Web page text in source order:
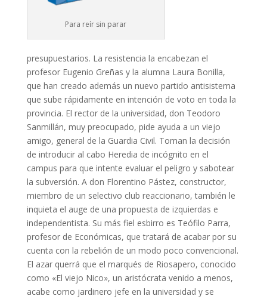
Para reír sin parar
presupuestarios. La resistencia la encabezan el
profesor Eugenio Greñas y la alumna Laura Bonilla,
que han creado además un nuevo partido antisistema
que sube rápidamente en intención de voto en toda la
provincia. El rector de la universidad, don Teodoro
Sanmillán, muy preocupado, pide ayuda a un viejo
amigo, general de la Guardia Civil. Toman la decisión
de introducir al cabo Heredia de incógnito en el
campus para que intente evaluar el peligro y sabotear
la subversión. A don Florentino Pástez, constructor,
miembro de un selectivo club reaccionario, también le
inquieta el auge de una propuesta de izquierdas e
independentista. Su más fiel esbirro es Teófilo Parra,
profesor de Económicas, que tratará de acabar por su
cuenta con la rebelión de un modo poco convencional.
El azar querrá que el marqués de Riosapero, conocido
como «El viejo Nico», un aristócrata venido a menos,
acabe como jardinero jefe en la universidad y se